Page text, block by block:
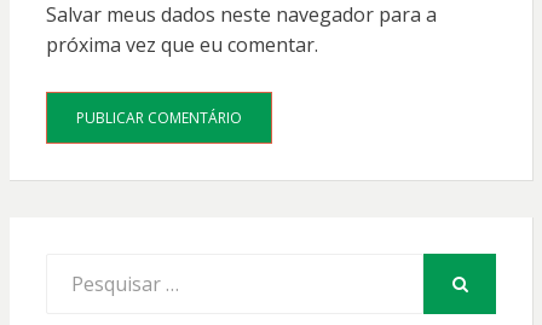
Salvar meus dados neste navegador para a
próxima vez que eu comentar.
por: